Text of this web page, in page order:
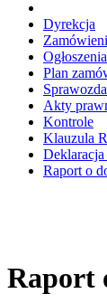
Dyrekcja
Ogłoszenia
Plan
Akty
Kontrole
Klauzula
Deklaracja
Raport o
Raport